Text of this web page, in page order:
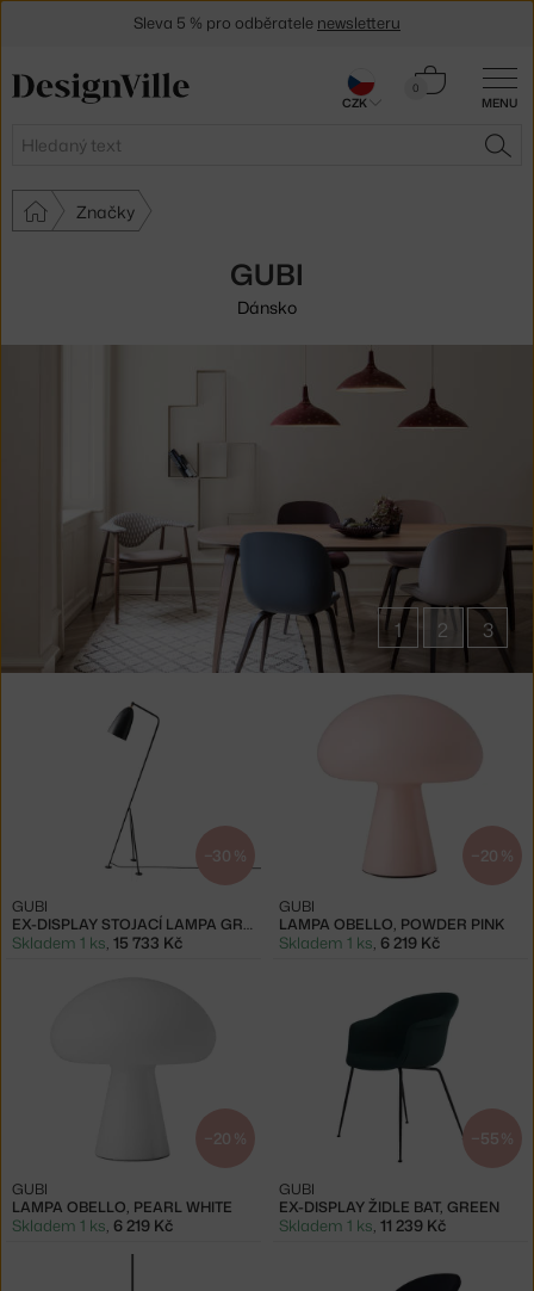
MENU
Hledat
0
Košík
Značky
GUBI
Dánsko
1 2 3
−30 %
EX-DISPLAY STOJACÍ LAMPA GRÄSHOPPA, BLACK
GUBI
Skladem 1 ks, 15 733 Kč
−20 %
LAMPA OBELLO, POWDER PINK
GUBI
Skladem 1 ks, 6 219 Kč
−20 %
LAMPA OBELLO, PEARL WHITE
GUBI
Skladem 1 ks, 6 219 Kč
−55 %
EX-DISPLAY ŽIDLE BAT, GREEN
GUBI
Skladem 1 ks, 11 239 Kč
Sleva 5 % pro odběratele newsletteru
CZK